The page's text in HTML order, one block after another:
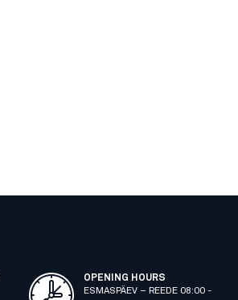
OPENING HOURS
ESMASPÄEV – REEDE 08:00 -